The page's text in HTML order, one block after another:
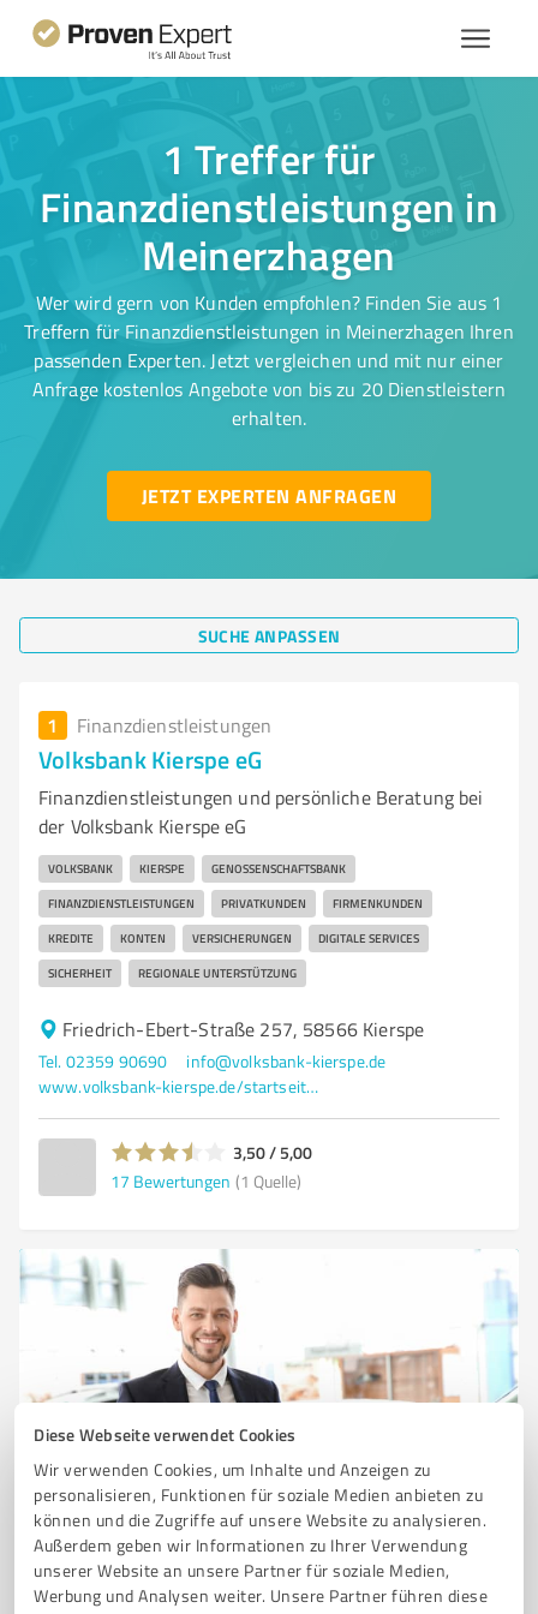
Diese Webseite verwendet Cookies
Wir verwenden Cookies, um Inhalte und Anzeigen zu
personalisieren, Funktionen für soziale Medien anbieten zu
können und die Zugriffe auf unsere Website zu analysieren.
Außerdem geben wir Informationen zu Ihrer Verwendung
unserer Website an unsere Partner für soziale Medien,
Werbung und Analysen weiter. Unsere Partner führen diese
1 Treffer für
Finanzdienstleistungen in
Meinerzhagen
Wer wird gern von Kunden empfohlen? Finden Sie aus 1
Treffern für Finanzdienstleistungen in Meinerzhagen Ihren
passenden Experten. Jetzt vergleichen und mit nur einer
Anfrage kostenlos Angebote von bis zu 20 Dienstleistern
erhalten.
JETZT EXPERTEN ANFRAGEN
SUCHE ANPASSEN
1 Finanzdienstleistungen
Volksbank Kierspe eG
Finanzdienstleistungen und persönliche Beratung bei
der Volksbank Kierspe eG
VOLKSBANK KIERSPE GENOSSENSCHAFTSBANK
FINANZDIENSTLEISTUNGEN PRIVATKUNDEN FIRMENKUNDEN
KREDITE KONTEN VERSICHERUNGEN DIGITALE SERVICES
SICHERHEIT REGIONALE UNTERSTÜTZUNG
Friedrich-Ebert-Straße 257, 58566 Kierspe
Tel. 02359 90690
info@volksbank-kierspe.de
www.volksbank-kierspe.de/startseite.html
3,50 / 5,00
17 Bewertungen (1 Quelle)
Sie möchten auch hier gelistet werden?
Registrieren Sie sich jetzt und werden Sie ein von
Kunden empfohlener ProvenExpert!